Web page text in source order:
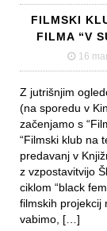
FILMSKI
FILMA “V
16
Z jutrišnjim
(na sporedu v
začenjamo s
“Filmski klub na
predavanj v
z vzpostavitvijo
ciklom “black
filmskih projekcij
vabimo, […]